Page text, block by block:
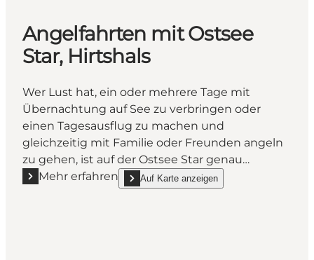
Angelfahrten mit Ostsee
Star, Hirtshals
Wer Lust hat, ein oder mehrere Tage mit
Übernachtung auf See zu verbringen oder
einen Tagesausflug zu machen und
gleichzeitig mit Familie oder Freunden angeln
zu gehen, ist auf der Ostsee Star genau…
Mehr erfahren
Mehr erfahren "Angelfahrten mit Ostsee Star,
Auf Karte anzeigen
show Angelfahrten mit Ostsee Star, Hirtshals